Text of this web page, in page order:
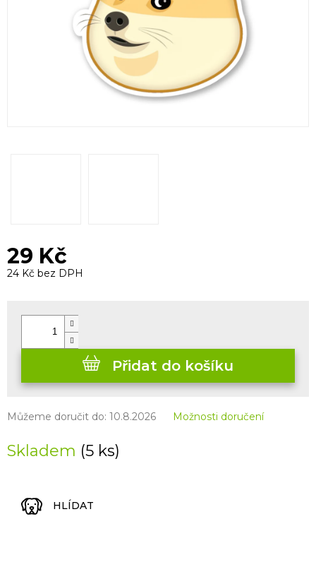
29 Kč
24 Kč bez DPH
Skladem (5 ks)
Můžeme doručit do: 10.8.2026 Možnosti doručení
Přidat do košíku
HLÍDAT